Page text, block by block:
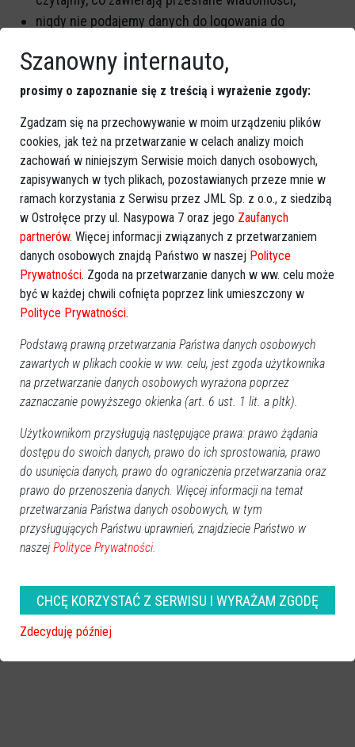
nigdy nie podajemy danych do logowania do
kodów do płatności internetowych.
GOOGLE NEWS
Obserwuj nas i otrzymuj nowe wiadomości
Dodaj eOstroleka do obserwowanych źródeł w Google News.
Obserwuj w Google News
REKLAMA
Więcej o oszustwo internetowe ,phishing,fałszywe strony
Szanowny internauto,
prosimy o zapoznanie się z treścią i wyrażenie zgody:
Zgadzam się na przechowywanie w moim urządzeniu plików
cookies, jak też na przetwarzanie w celach analizy moich
zachowań w niniejszym Serwisie moich danych osobowych,
zapisywanych w tych plikach, pozostawianych przeze mnie w
ramach korzystania z Serwisu przez JML Sp. z o.o., z siedzibą
w Ostrołęce przy ul. Nasypowa 7 oraz jego Zaufanych
partnerów. Więcej informacji związanych z przetwarzaniem
danych osobowych znajdą Państwo w naszej Polityce
Prywatności. Zgoda na przetwarzanie danych w ww. celu może
być w każdej chwili cofnięta poprzez link umieszczony w
Polityce Prywatności.
Podstawą prawną przetwarzania Państwa danych osobowych
zawartych w plikach cookie w ww. celu, jest zgoda użytkownika
na przetwarzanie danych osobowych wyrażona poprzez
zaznaczanie powyższego okienka (art. 6 ust. 1 lit. a pltk).
Użytkownikom przysługują następujące prawa: prawo żądania
dostępu do swoich danych, prawo do ich sprostowania, prawo
do usunięcia danych, prawo do ograniczenia przetwarzania oraz
prawo do przenoszenia danych. Więcej informacji na temat
przetwarzania Państwa danych osobowych, w tym
przysługujących Państwu uprawnień, znajdziecie Państwo w
naszej Polityce Prywatności.
CHCĘ KORZYSTAĆ Z SERWISU I WYRAŻAM ZGODĘ
Zdecyduję później